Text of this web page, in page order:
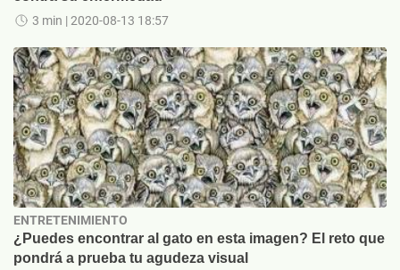
3 min | 2020-08-13 18:57
ENTRETENIMIENTO
¿Puedes encontrar al gato en esta imagen? El reto que
pondrá a prueba tu agudeza visual